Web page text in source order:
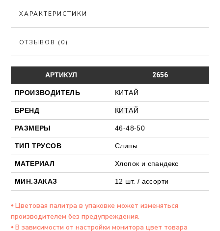
ХАРАКТЕРИСТИКИ
ОТЗЫВОВ (0)
АРТИКУЛ 2656
ПРОИЗВОДИТЕЛЬ КИТАЙ
БРЕНД КИТАЙ
РАЗМЕРЫ 46-48-50
ТИП ТРУСОВ Слипы
МАТЕРИАЛ Хлопок и спандекс
МИН.ЗАКАЗ 12 шт. / ассорти
⦁ Цветовая палитра в упаковке может изменяться
производителем без предупреждения.
⦁ В зависимости от настройки монитора цвет товара